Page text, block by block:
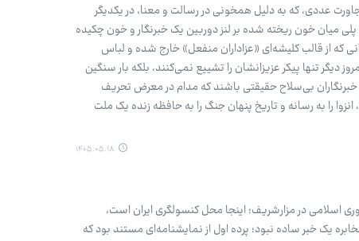
عددی، که به دلیل همخونی در رسالت و معنا، در یکدیگر
میان خون ریخته شده بر لنز دوربین یک خبرنگار و خون چکیده
که از قالب کلیشه‌ای «عزاداران منفعل» خارج شده و لباس
دیگر تنها پیکر عزیزانشان را تشییع نمی‌کنند، بلکه بار سنگین
بی‌سلاح حقیقتی باشند که مدام در معرض تحریف
را به رسانه و تاریخ پنهان جنگ را به حافظه زنده یک ملت
۱۴۰۵.۰۵.۱۸
اسلامی در مزارشریف؛ اینجا محل کنسولگری ایران است،
یک خبر ساده نبود؛ پرده اول از نمایشنامه‌ای مستند بود که